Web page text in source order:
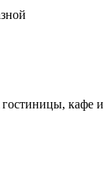
гостиницы, кафе и